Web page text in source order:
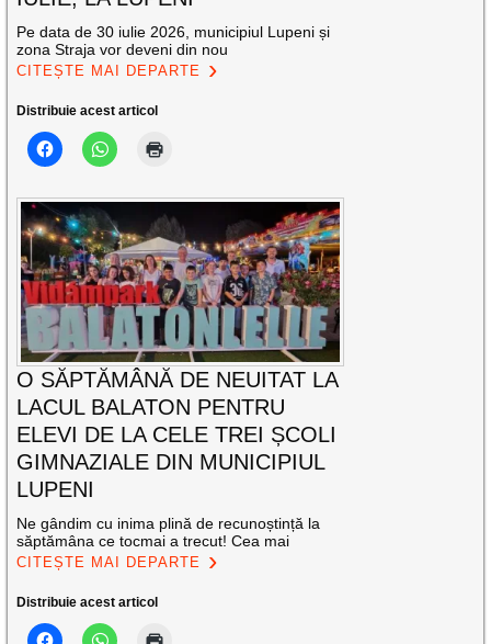
Pe data de 30 iulie 2026, municipiul Lupeni și
zona Straja vor deveni din nou
CITEȘTE MAI DEPARTE
Distribuie acest articol
O SĂPTĂMÂNĂ DE NEUITAT LA
LACUL BALATON PENTRU
ELEVI DE LA CELE TREI ȘCOLI
GIMNAZIALE DIN MUNICIPIUL
LUPENI
Ne gândim cu inima plină de recunoștință la
săptămâna ce tocmai a trecut! Cea mai
CITEȘTE MAI DEPARTE
Distribuie acest articol